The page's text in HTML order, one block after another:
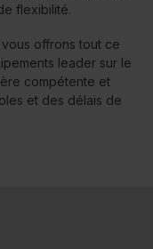
flexibilité.
offrons tout ce
leader sur le
compétente et
et des délais de